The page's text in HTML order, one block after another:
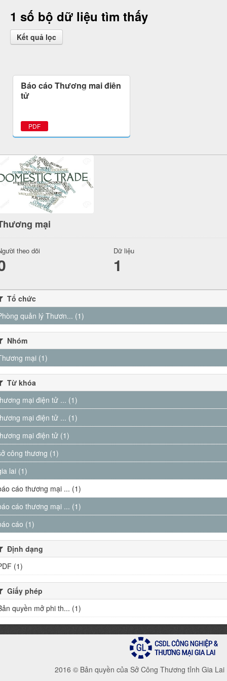
1 số bộ dữ liệu tìm thấy
Kết quả lọc
Báo cáo Thương mại điện
tử
PDF
mại
theo dõi Dữ liệu
1
Tổ chức
quản lý Thươn... (1)
Nhóm
mại (1)
Từ khóa
mại điện tử ... (1)
mại điện tử ... (1)
mại điện tử (1)
công thương (1)
lai (1)
cáo thương mại ... (1)
cáo thương mại ... (1)
cáo (1)
Định dạng
(1)
Giấy phép
quyền mở phi th... (1)
2016 © Bản quyền của Sở Công Thương tỉnh Gia Lai